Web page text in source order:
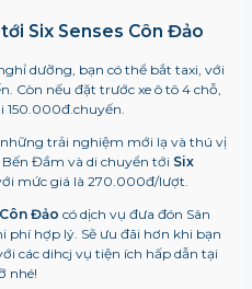
Six Senses Côn Đảo
dưỡng, bạn có thể bắt taxi, với
Còn nếu đặt trước xe ô tô 4 chỗ,
150.000đ.chuyến.
trải nghiệm mới lạ và thú vị
Đầm và di chuyển tới Six
mức giá là 270.000đ/lượt.
Đảo có dịch vụ đưa đón Sân
phí hợp lý. Sẽ ưu đãi hơn khi bạn
các dihcj vụ tiện ích hấp dẫn tại
nhé!